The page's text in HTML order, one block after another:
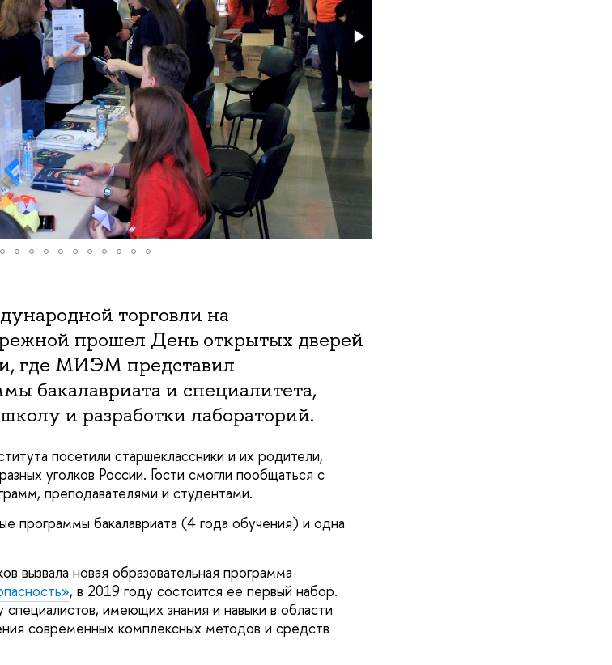
торговли на
прошел День открытых дверей
где МИЭМ представил
бакалавриата и специалитета,
и разработки лабораторий.
посетили старшеклассники и их родители,
уголков России. Гости смогли пообщаться с
преподавателями и студентами.
программы бакалавриата (4 года обучения) и одна
вызвала новая образовательная программа
, в 2019 году состоится ее первый набор.
имеющих знания и навыки в области
современных комплексных методов и средств